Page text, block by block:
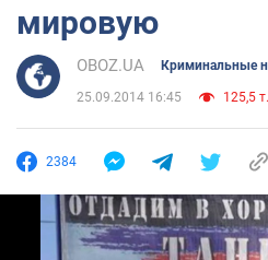
мировую
OBOZ.UA Криминальные
25.09.2014 16:45 125,5 т.
2384